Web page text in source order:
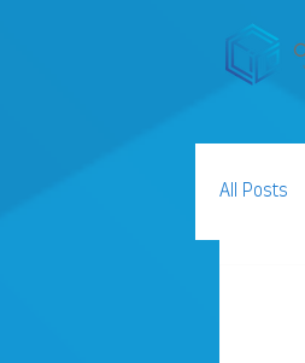
All Posts